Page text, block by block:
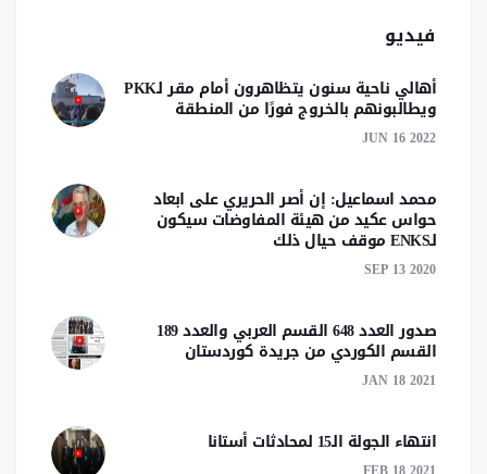
فيديو
أهالي ناحية سنون يتظاهرون أمام مقر لـPKK
ويطالبونهم بالخروج فورًا من المنطقة
JUN 16 2022
محمد اسماعيل: إن أصر الحريري على ابعاد
حواس عكيد من هيئة المفاوضات سيكون
لـENKS موقف حيال ذلك
SEP 13 2020
صدور العدد 648 القسم العربي والعدد 189
القسم الكوردي من جريدة كوردستان
JAN 18 2021
انتهاء الجولة الـ15 لمحادثات أستانا